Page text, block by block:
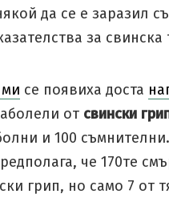
да се е заразил
за
ми се появиха доста
от свински
и 100
че 170те
грип, но само 7 от